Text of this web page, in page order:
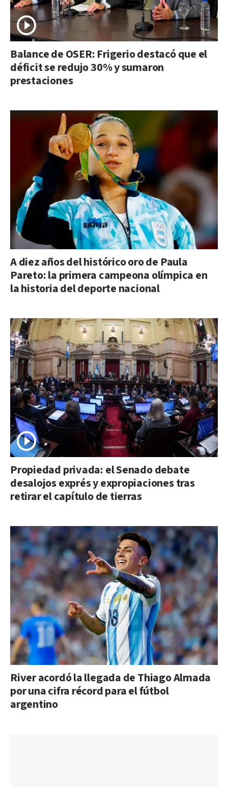
Balance de OSER: Frigerio destacó que el
déficit se redujo 30% y sumaron
prestaciones
A diez años del histórico oro de Paula
Pareto: la primera campeona olímpica en
la historia del deporte nacional
Propiedad privada: el Senado debate
desalojos exprés y expropiaciones tras
retirar el capítulo de tierras
River acordó la llegada de Thiago Almada
por una cifra récord para el fútbol
argentino